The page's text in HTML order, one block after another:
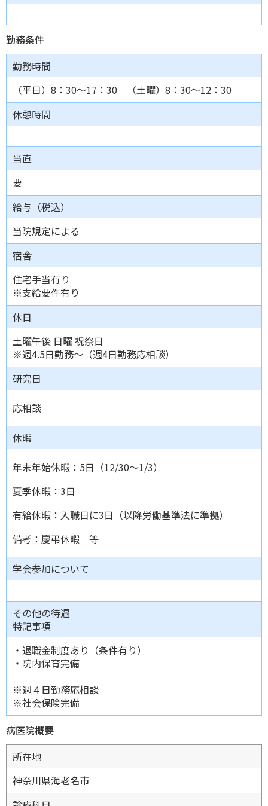
勤務条件
勤務時間
（平日）8：30～17：30 （土曜）8：30～12：30
休憩時間
当直
要
給与（税込）
当院規定による
宿舎
住宅手当有り
※支給要件有り
休日
土曜午後 日曜 祝祭日
※週4.5日勤務～（週4日勤務応相談）
研究日
応相談
休暇
年末年始休暇：5日（12/30～1/3）
夏季休暇：3日
有給休暇：入職日に3日（以降労働基準法に準拠）
備考：慶弔休暇 等
学会参加について
その他の待遇
特記事項
・退職金制度あり（条件有り）
・院内保育完備
※週４日勤務応相談
※社会保険完備
病医院概要
所在地
神奈川県海老名市